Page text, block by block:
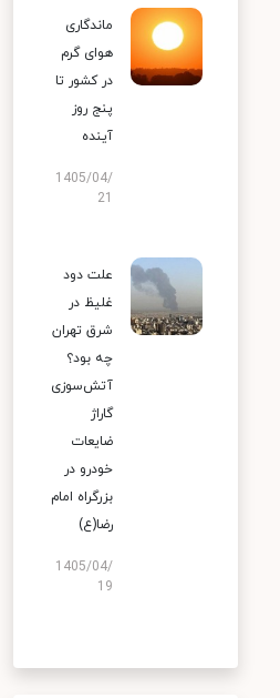
ماندگاری
هوای گرم
در کشور تا
پنج روز
آینده
1405/04/
علت دود
غلیظ در
شرق تهران
چه بود؟
آتش‌سوزی
گاراژ
ضایعات
خودرو در
بزرگراه امام
رضا(ع)
1405/04/
19